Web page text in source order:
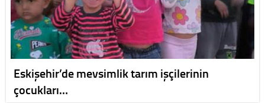
Eskişehir’de mevsimlik tarım işçilerinin
çocukları…